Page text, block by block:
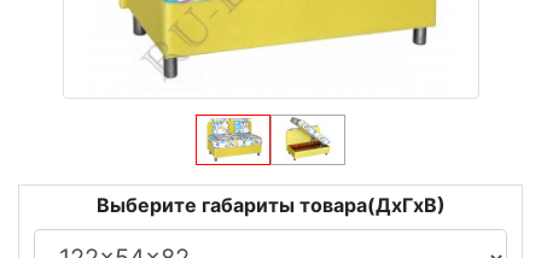
Выберите габариты товара(ДxГxВ)